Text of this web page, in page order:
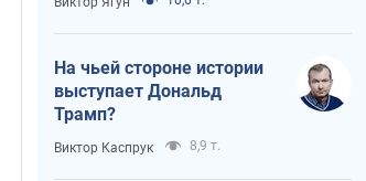
логистика
На чьей стороне истории
выступает Дональд
Трамп?
Виктор Каспрук 8,9 т.